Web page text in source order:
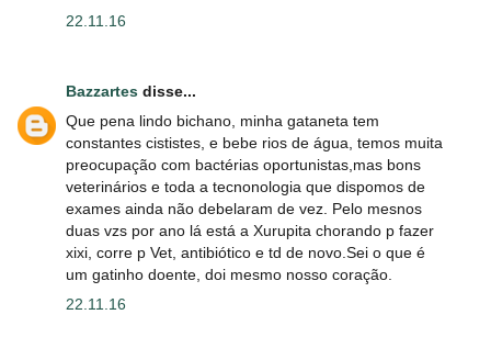
22.11.16
Bazzartes disse...
Que pena lindo bichano, minha gataneta tem
constantes cististes, e bebe rios de água, temos muita
preocupação com bactérias oportunistas,mas bons
veterinários e toda a tecnonologia que dispomos de
exames ainda não debelaram de vez. Pelo mesnos
duas vzs por ano lá está a Xurupita chorando p fazer
xixi, corre p Vet, antibiótico e td de novo.Sei o que é
um gatinho doente, doi mesmo nosso coração.
22.11.16